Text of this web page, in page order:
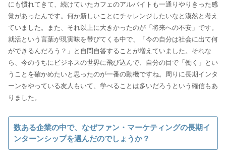
にも慣れてきて、続けていたカフェのアルバイトも一通りやりきった感
覚があったんです。何か新しいことにチャレンジしたいなと漠然と考え
ていました。また、それ以上に大きかったのが「将来への不安」です。
就活という言葉が現実味を帯びてくる中で、「今の自分は社会に出て何
ができるんだろう？」と自問自答することが増えていました。それな
ら、今のうちにビジネスの世界に飛び込んで、自分の目で「働く」とい
うことを確かめたいと思ったのが一番の動機ですね。周りに長期インタ
ーンをやっている友人もいて、学べることは多いだろうという確信もあ
りました。
数ある企業の中で、なぜファン・マーケティングの長期イ
ンターンシップを選んだのでしょうか？